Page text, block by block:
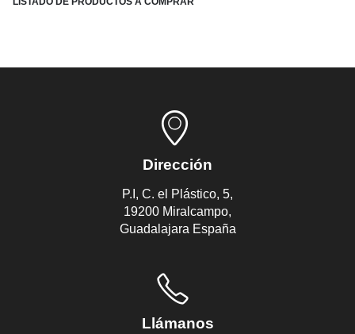
Dirección
P.I, C. el Plástico, 5,
19200 Miralcampo,
Guadalajara España
Llámanos